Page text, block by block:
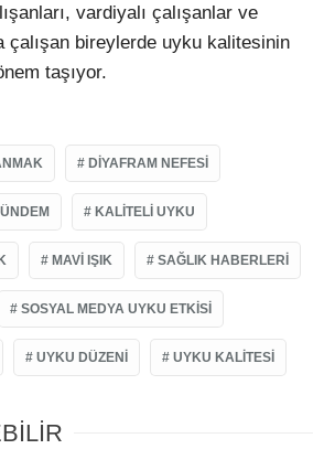
vardiyalı çalışanlar ve
çalışan bireylerde uyku kalitesinin
taşıyor.
DIYAFRAM NEFESI
KALITELI UYKU
MAVI IŞIK SAĞLIK HABERLERI
SOSYAL MEDYA UYKU ETKISI
UYKU DÜZENI UYKU KALITESI